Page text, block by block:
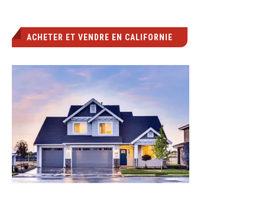
ACHETER ET VENDRE EN CALIFORNIE